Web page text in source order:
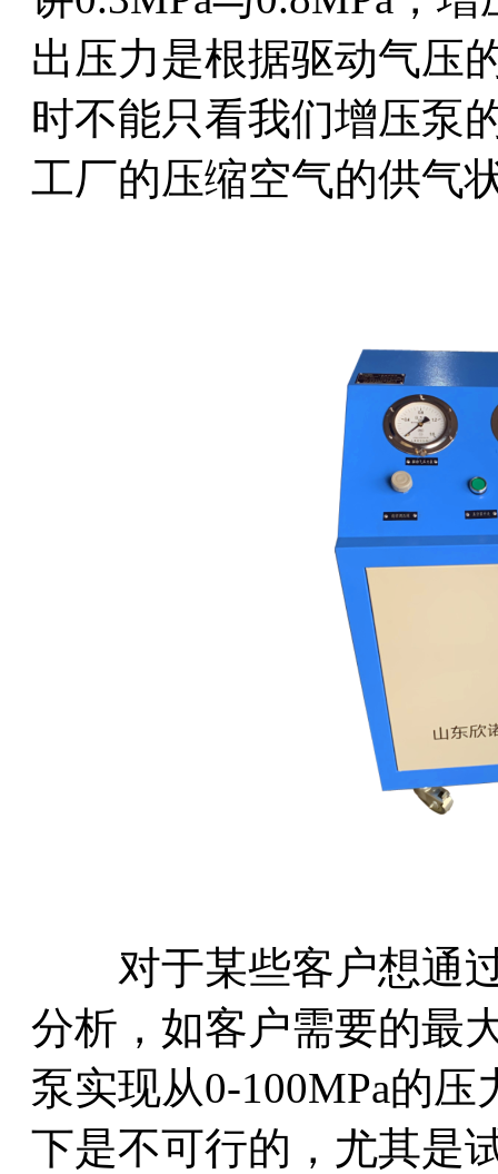
出压力是根据驱动气压
时不能只看我们增压泵
工厂的压缩空气的供气
对于某些客户想通过
分析，如客户需要的最
泵实现从0-100MPa的
下是不可行的，尤其是